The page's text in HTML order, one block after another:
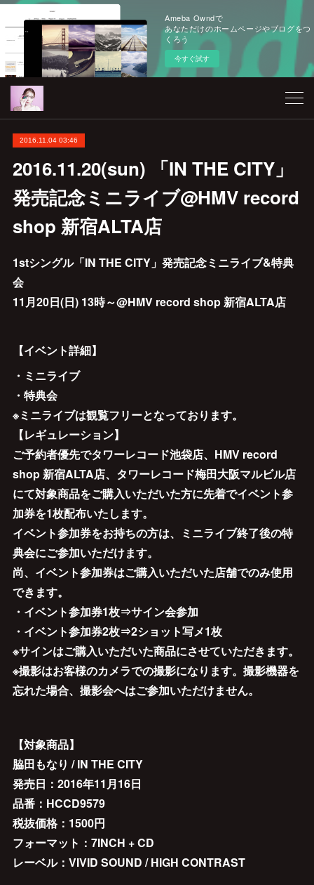
Ameba Owndで
あなただけのホームページやブログをつ
くろう
今すぐ試す
2016.11.04 03:46
2016.11.20(sun) 「IN THE CITY」
発売記念ミニライブ@HMV record
shop 新宿ALTA店
1stシングル「IN THE CITY」発売記念ミニライブ&特典
会
11月20日(日) 13時～@HMV record shop 新宿ALTA店
【イベント詳細】
・ミニライブ
・特典会
※ミニライブは観覧フリーとなっております。
【レギュレーション】
ご予約者優先でタワーレコード池袋店、HMV record
shop 新宿ALTA店、タワーレコード梅田大阪マルビル店
にて対象商品をご購入いただいた方に先着でイベント参
加券を1枚配布いたします。
イベント参加券をお持ちの方は、ミニライブ終了後の特
典会にご参加いただけます。
尚、イベント参加券はご購入いただいた店舗でのみ使用
できます。
・イベント参加券1枚⇒サイン会参加
・イベント参加券2枚⇒2ショット写メ1枚
※サインはご購入いただいた商品にさせていただきます。
※撮影はお客様のカメラでの撮影になります。撮影機器を
忘れた場合、撮影会へはご参加いただけません。
【対象商品】
脇田もなり / IN THE CITY
発売日：2016年11月16日
品番：HCCD9579
税抜価格：1500円
フォーマット：7INCH + CD
レーベル：VIVID SOUND / HIGH CONTRAST